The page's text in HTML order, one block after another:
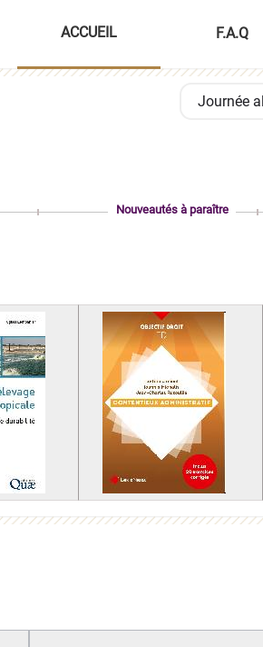
ACCUEIL F.A.Q
Journée
Nouveautés à paraître